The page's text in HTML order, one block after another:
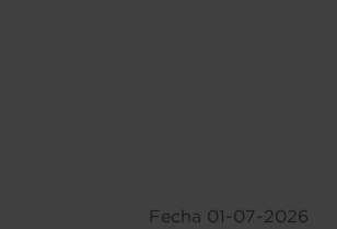
Fecha 01-07-2026